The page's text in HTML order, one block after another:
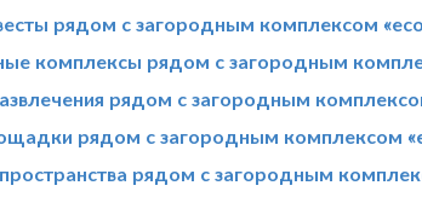
рядом с загородным комплексом
комплексы рядом с загородным
рядом с загородным
рядом с загородным комплексом
рядом с загородным